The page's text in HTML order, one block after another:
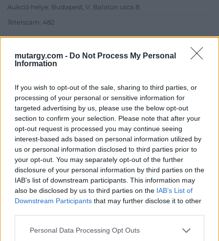
mutargy.com - Do Not Process My Personal
Information
If you wish to opt-out of the sale, sharing to third parties, or
processing of your personal or sensitive information for
targeted advertising by us, please use the below opt-out
section to confirm your selection. Please note that after your
opt-out request is processed you may continue seeing
interest-based ads based on personal information utilized by
us or personal information disclosed to third parties prior to
your opt-out. You may separately opt-out of the further
disclosure of your personal information by third parties on the
IAB’s list of downstream participants. This information may
also be disclosed by us to third parties on the IAB’s List of
Downstream Participants that may further disclose it to other
Personal Data Processing Opt Outs
Aukció helye: Budapest, V. Balaton utca 8.
Tételszám: 482
Eladó adatai
Cím: Müller Márta
Nagyházi Galéria és Aukciósház
Kft.
1055 Budapest, Balaton utca 8.
Telefon: +361 475 6000 +361
4756005
Weboldal:
http://www.nagyhazi.hu
Bemutatkozás: Magas színvonalú festmények és műtárgyak,
bútorok, szőnyegek, üveg, porcelán és ezüst tárgyak, ékszerek,
a tárgyfelvétel folyamatos.